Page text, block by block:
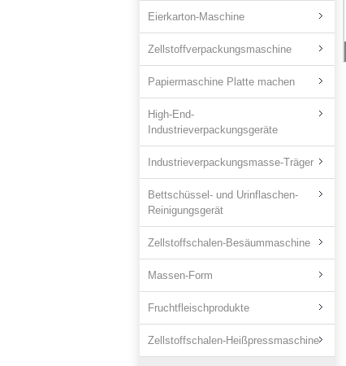
Eierkarton-Maschine
Zellstoffverpackungsmaschine
Papiermaschine Platte machen
High-End-
Industrieverpackungsgeräte
Industrieverpackungsmasse-Träger
Bettschüssel- und Urinflaschen-
Reinigungsgerät
Zellstoffschalen-Besäummaschine
Massen-Form
Fruchtfleischprodukte
Zellstoffschalen-Heißpressmaschine